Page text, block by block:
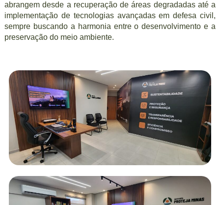
abrangem desde a recuperação de áreas degradadas até a
implementação de tecnologias avançadas em defesa civil,
sempre buscando a harmonia entre o desenvolvimento e a
preservação do meio ambiente.